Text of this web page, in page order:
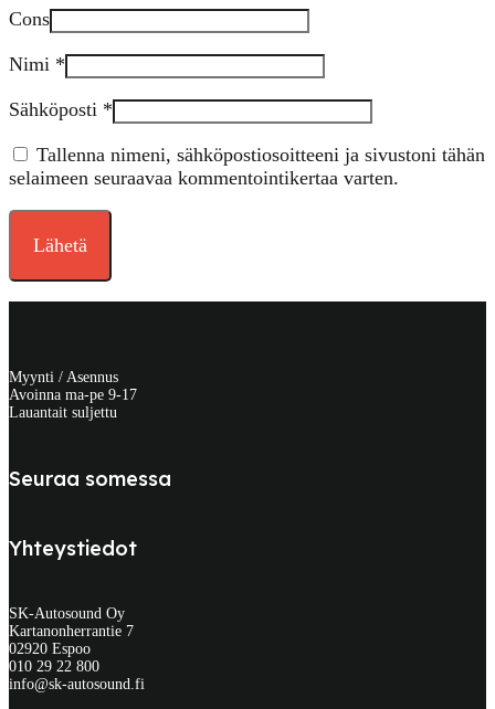
Cons
Nimi *
Sähköposti *
Tallenna nimeni, sähköpostiosoitteeni ja sivustoni tähän
selaimeen seuraavaa kommentointikertaa varten.
Myynti / Asennus
Avoinna ma-pe 9-17
Lauantait suljettu
Seuraa somessa
Yhteystiedot
SK-Autosound Oy
Kartanonherrantie 7
02920 Espoo
010 29 22 800
info@sk-autosound.fi